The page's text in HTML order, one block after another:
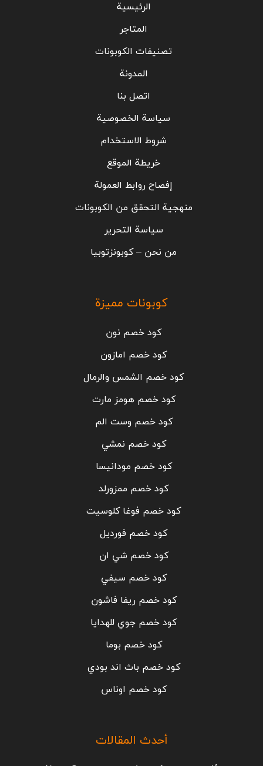
الرئيسية
المتاجر
تصنيفات الكوبونات
المدونة
اتصل بنا
سياسة الخصوصية
شروط الاستخدام
خريطة الموقع
إفصاح روابط العمولة
منهجية التحقق من الكوبونات
سياسة التحرير
من نحن – كوبونزتوبيا
كوبونات مميزة
كود خصم نون
كود خصم امازون
كود خصم الشمس والرمال
كود خصم هومز مارت
كود خصم وست الم
كود خصم نمشي
كود خصم مودانيسا
كود خصم ممزورلد
كود خصم فوغا كلوسيت
كود خصم فورديل
كود خصم شي ان
كود خصم سيفي
كود خصم ريفا فاشون
كود خصم جوي للهدايا
كود خصم بوما
كود خصم باث اند بودي
كود خصم اوناس
أحدث المقالات